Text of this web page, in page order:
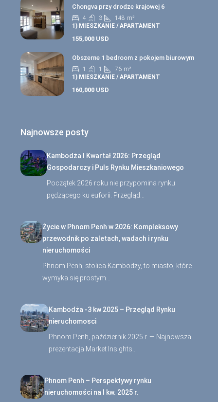
Chongva przy drodze krajowej 6
4 3 148 m²
1) MIESZKANIE / APARTAMENT
155,000 USD
Obszerne 1 bedroom z pokojem biurowym
1 1 76 m²
1) MIESZKANIE / APARTAMENT
160,000 USD
Najnowsze posty
Kambodża I Kwartał 2026: Przegląd
Gospodarczy i Puls Rynku Mieszkaniowego
Początek 2026 roku nie przypomina rynku
pędzącego ku euforii. Przegląd…
Życie w Phnom Penh w 2026: Kompleksowy
przewodnik po zaletach, wadach i rynku
nieruchomości
Phnom Penh, stolica Kambodży, to miasto, które
wymyka się prostym…
Kambodża -3 kw 2025 – Przegląd Rynku
nieruchomosci
Phnom Penh, październik 2025 r. — Najnowsza
prezentacja Market Insights…
Phnom Penh – Perspektywy rynku
nieruchomości na I kw. 2025 r.